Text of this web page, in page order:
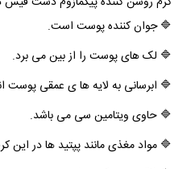
🔷جوان کننده پوست است.
🔷 لک های پوست را از بین می برد.
🔷 ابرسانی به لایه ها ی عمقی پوست
🔷 حاوی ویتامین سی می باشد.
🔷 مواد مغذی مانند پپتید ها در